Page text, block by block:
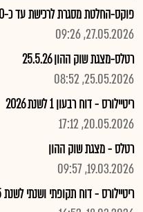
פוקס-החלטת מסגרת לרכישת עד כ-50מש"ח ממניות ריטיילורס(בת)
27.05.2026, 09:26
רטלס-מצגת שוק ההון 25.5.26
25.05.2026, 08:52
ריטיילורס - דוח רבעון 1 לשנת 2026
20.05.2026, 17:12
רטלס - מצגת שוק ההון
19.03.2026, 09:57
ריטיילורס - דוח תקופתי ושנתי לשנת 2025